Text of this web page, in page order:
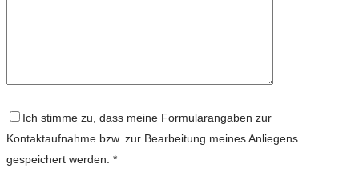
Ich stimme zu, dass meine Formularangaben zur
Kontaktaufnahme bzw. zur Bearbeitung meines Anliegens
gespeichert werden. *